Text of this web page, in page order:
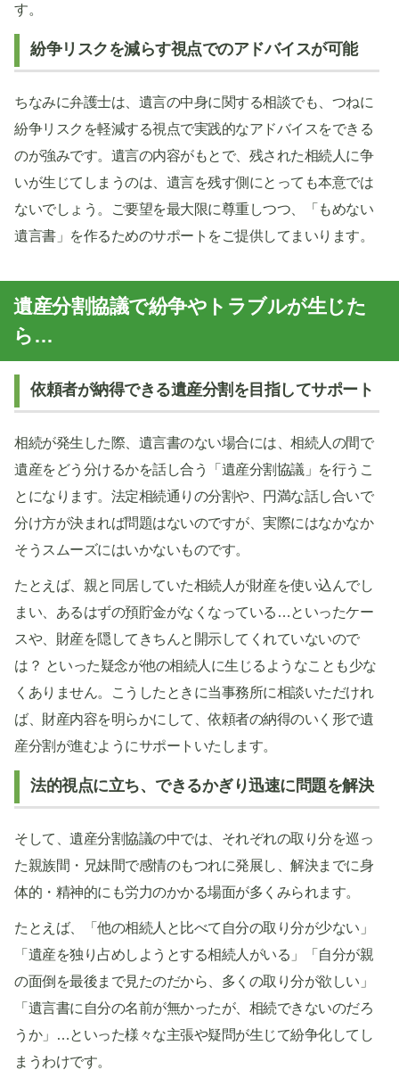
す。
紛争リスクを減らす視点でのアドバイスが可能
ちなみに弁護士は、遺言の中身に関する相談でも、つねに
紛争リスクを軽減する視点で実践的なアドバイスをできる
のが強みです。遺言の内容がもとで、残された相続人に争
いが生じてしまうのは、遺言を残す側にとっても本意では
ないでしょう。ご要望を最大限に尊重しつつ、「もめない
遺言書」を作るためのサポートをご提供してまいります。
遺産分割協議で紛争やトラブルが生じた
ら…
依頼者が納得できる遺産分割を目指してサポート
相続が発生した際、遺言書のない場合には、相続人の間で
遺産をどう分けるかを話し合う「遺産分割協議」を行うこ
とになります。法定相続通りの分割や、円満な話し合いで
分け方が決まれば問題はないのですが、実際にはなかなか
そうスムーズにはいかないものです。
たとえば、親と同居していた相続人が財産を使い込んでし
まい、あるはずの預貯金がなくなっている…といったケー
スや、財産を隠してきちんと開示してくれていないので
は？ といった疑念が他の相続人に生じるようなことも少な
くありません。こうしたときに当事務所に相談いただけれ
ば、財産内容を明らかにして、依頼者の納得のいく形で遺
産分割が進むようにサポートいたします。
法的視点に立ち、できるかぎり迅速に問題を解決
そして、遺産分割協議の中では、それぞれの取り分を巡っ
た親族間・兄妹間で感情のもつれに発展し、解決までに身
体的・精神的にも労力のかかる場面が多くみられます。
たとえば、「他の相続人と比べて自分の取り分が少ない」
「遺産を独り占めしようとする相続人がいる」「自分が親
の面倒を最後まで見たのだから、多くの取り分が欲しい」
「遺言書に自分の名前が無かったが、相続できないのだろ
うか」…といった様々な主張や疑問が生じて紛争化してし
まうわけです。